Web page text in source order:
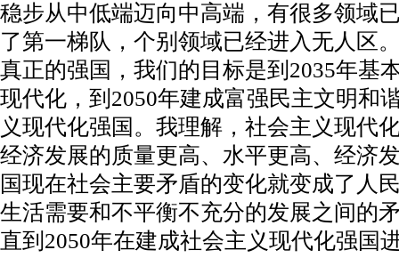
稳步从中低端迈向中高端，有很多领域
了第一梯队，个别领域已经进入无人区
真正的强国，我们的目标是到2035年基
现代化，到2050年建成富强民主文明和
义现代化强国。我理解，社会主义现代
经济发展的质量更高、水平更高、经济
国现在社会主要矛盾的变化就变成了人
生活需要和不平衡不充分的发展之间的
直到2050年在建成社会主义现代化强国